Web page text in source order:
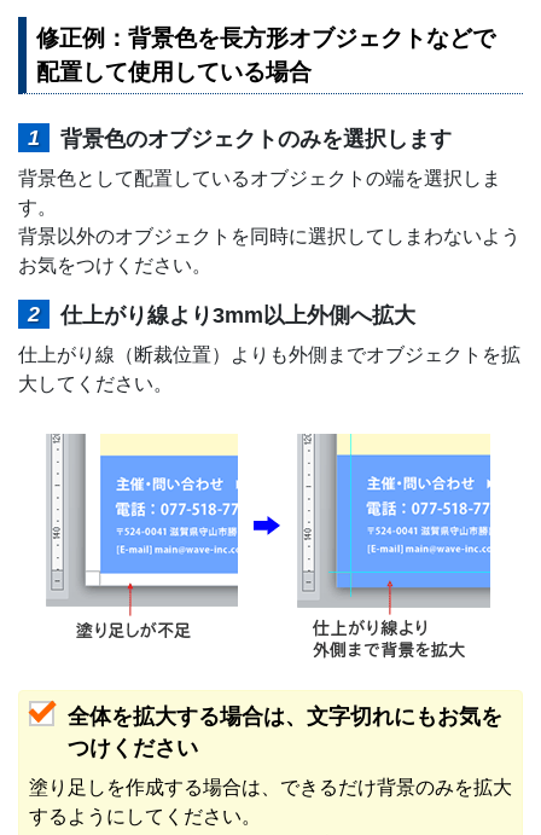
修正例：背景色を長方形オブジェクトなどで
配置して使用している場合
背景色のオブジェクトのみを選択します
背景色として配置しているオブジェクトの端を選択しま
す。
背景以外のオブジェクトを同時に選択してしまわないよう
お気をつけください。
仕上がり線より3mm以上外側へ拡大
仕上がり線（断裁位置）よりも外側までオブジェクトを拡
大してください。
全体を拡大する場合は、文字切れにもお気を
つけください
塗り足しを作成する場合は、できるだけ背景のみを拡大
するようにしてください。